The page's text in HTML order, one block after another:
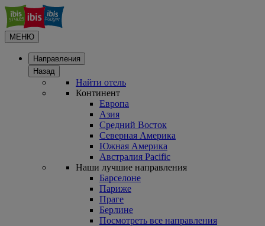
МЕНЮ
Направления
Назад
Найти отель
Континент
Европа
Азия
Средний Восток
Северная Америка
Южная Америка
Австралия Pacific
Наши лучшие направления
Барселоне
Париже
Праге
Берлине
Посмотреть все направления